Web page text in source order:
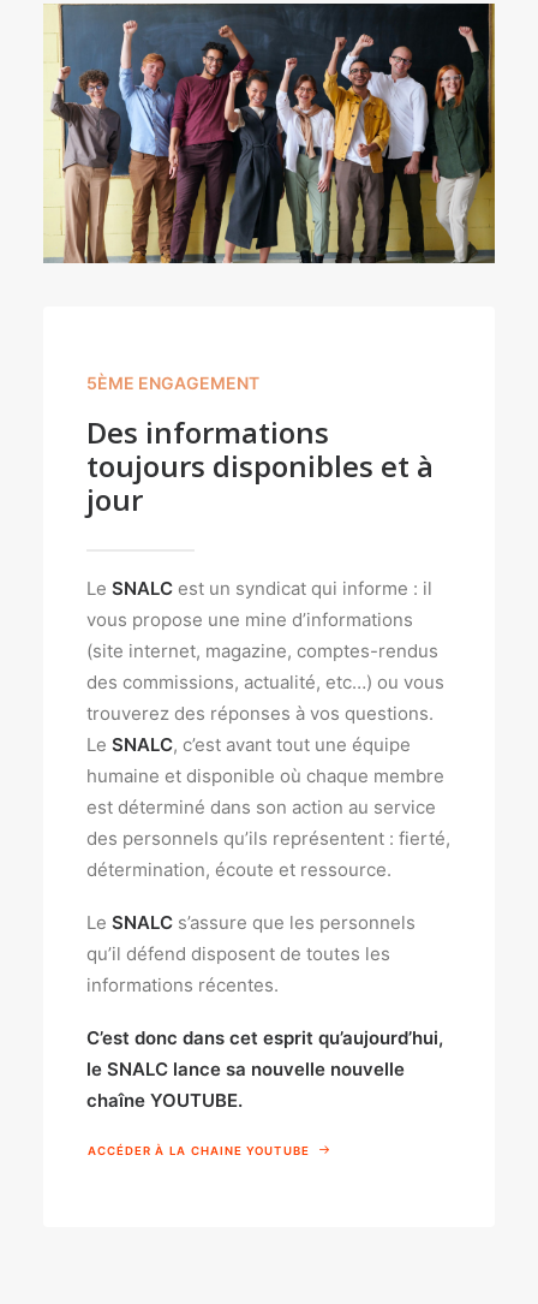
5ÈME ENGAGEMENT
Des informations
toujours disponibles et à
jour
Le SNALC est un syndicat qui informe : il
vous propose une mine d’informations
(site internet, magazine, comptes-rendus
des commissions, actualité, etc…) ou vous
trouverez des réponses à vos questions.
Le SNALC, c’est avant tout une équipe
humaine et disponible où chaque membre
est déterminé dans son action au service
des personnels qu’ils représentent : fierté,
détermination, écoute et ressource.
Le SNALC s’assure que les personnels
qu’il défend disposent de toutes les
informations récentes.
C’est donc dans cet esprit qu’aujourd’hui,
le SNALC lance sa nouvelle nouvelle
chaîne YOUTUBE.
ACCÉDER À LA CHAINE YOUTUBE